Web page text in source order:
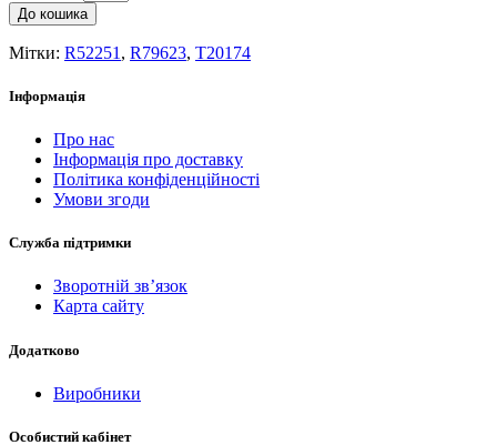
До кошика
Мітки: R52251 , R79623, T20174
Інформація
Про нас
Інформація про доставку
Політика конфіденційності
Умови згоди
Служба підтримки
Зворотній зв’язок
Карта сайту
Додатково
Виробники
Особистий кабінет